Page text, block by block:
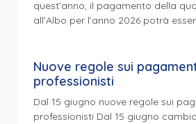
quest’anno, il pagamento della
all’Albo per l’anno 2026 potrà
Nuove regole sui
professionisti
Dal 15 giugno nuove regole sui
professionisti Dal 15 giugno